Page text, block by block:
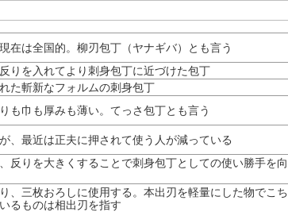
在は全国的。柳刃包丁（ヤナギバ）とも言う
りを入れてより刺身包丁に近づけた包丁
た斬新なフォルムの刺身包丁
も巾も厚みも薄い。てっさ包丁とも言う
、最近は正夫に押されて使う人が減っている
反りを大きくすることで刺身包丁としての使い勝手を向
、三枚おろしに使用する。本出刃を軽量にした物でこち
るものは相出刃を指す